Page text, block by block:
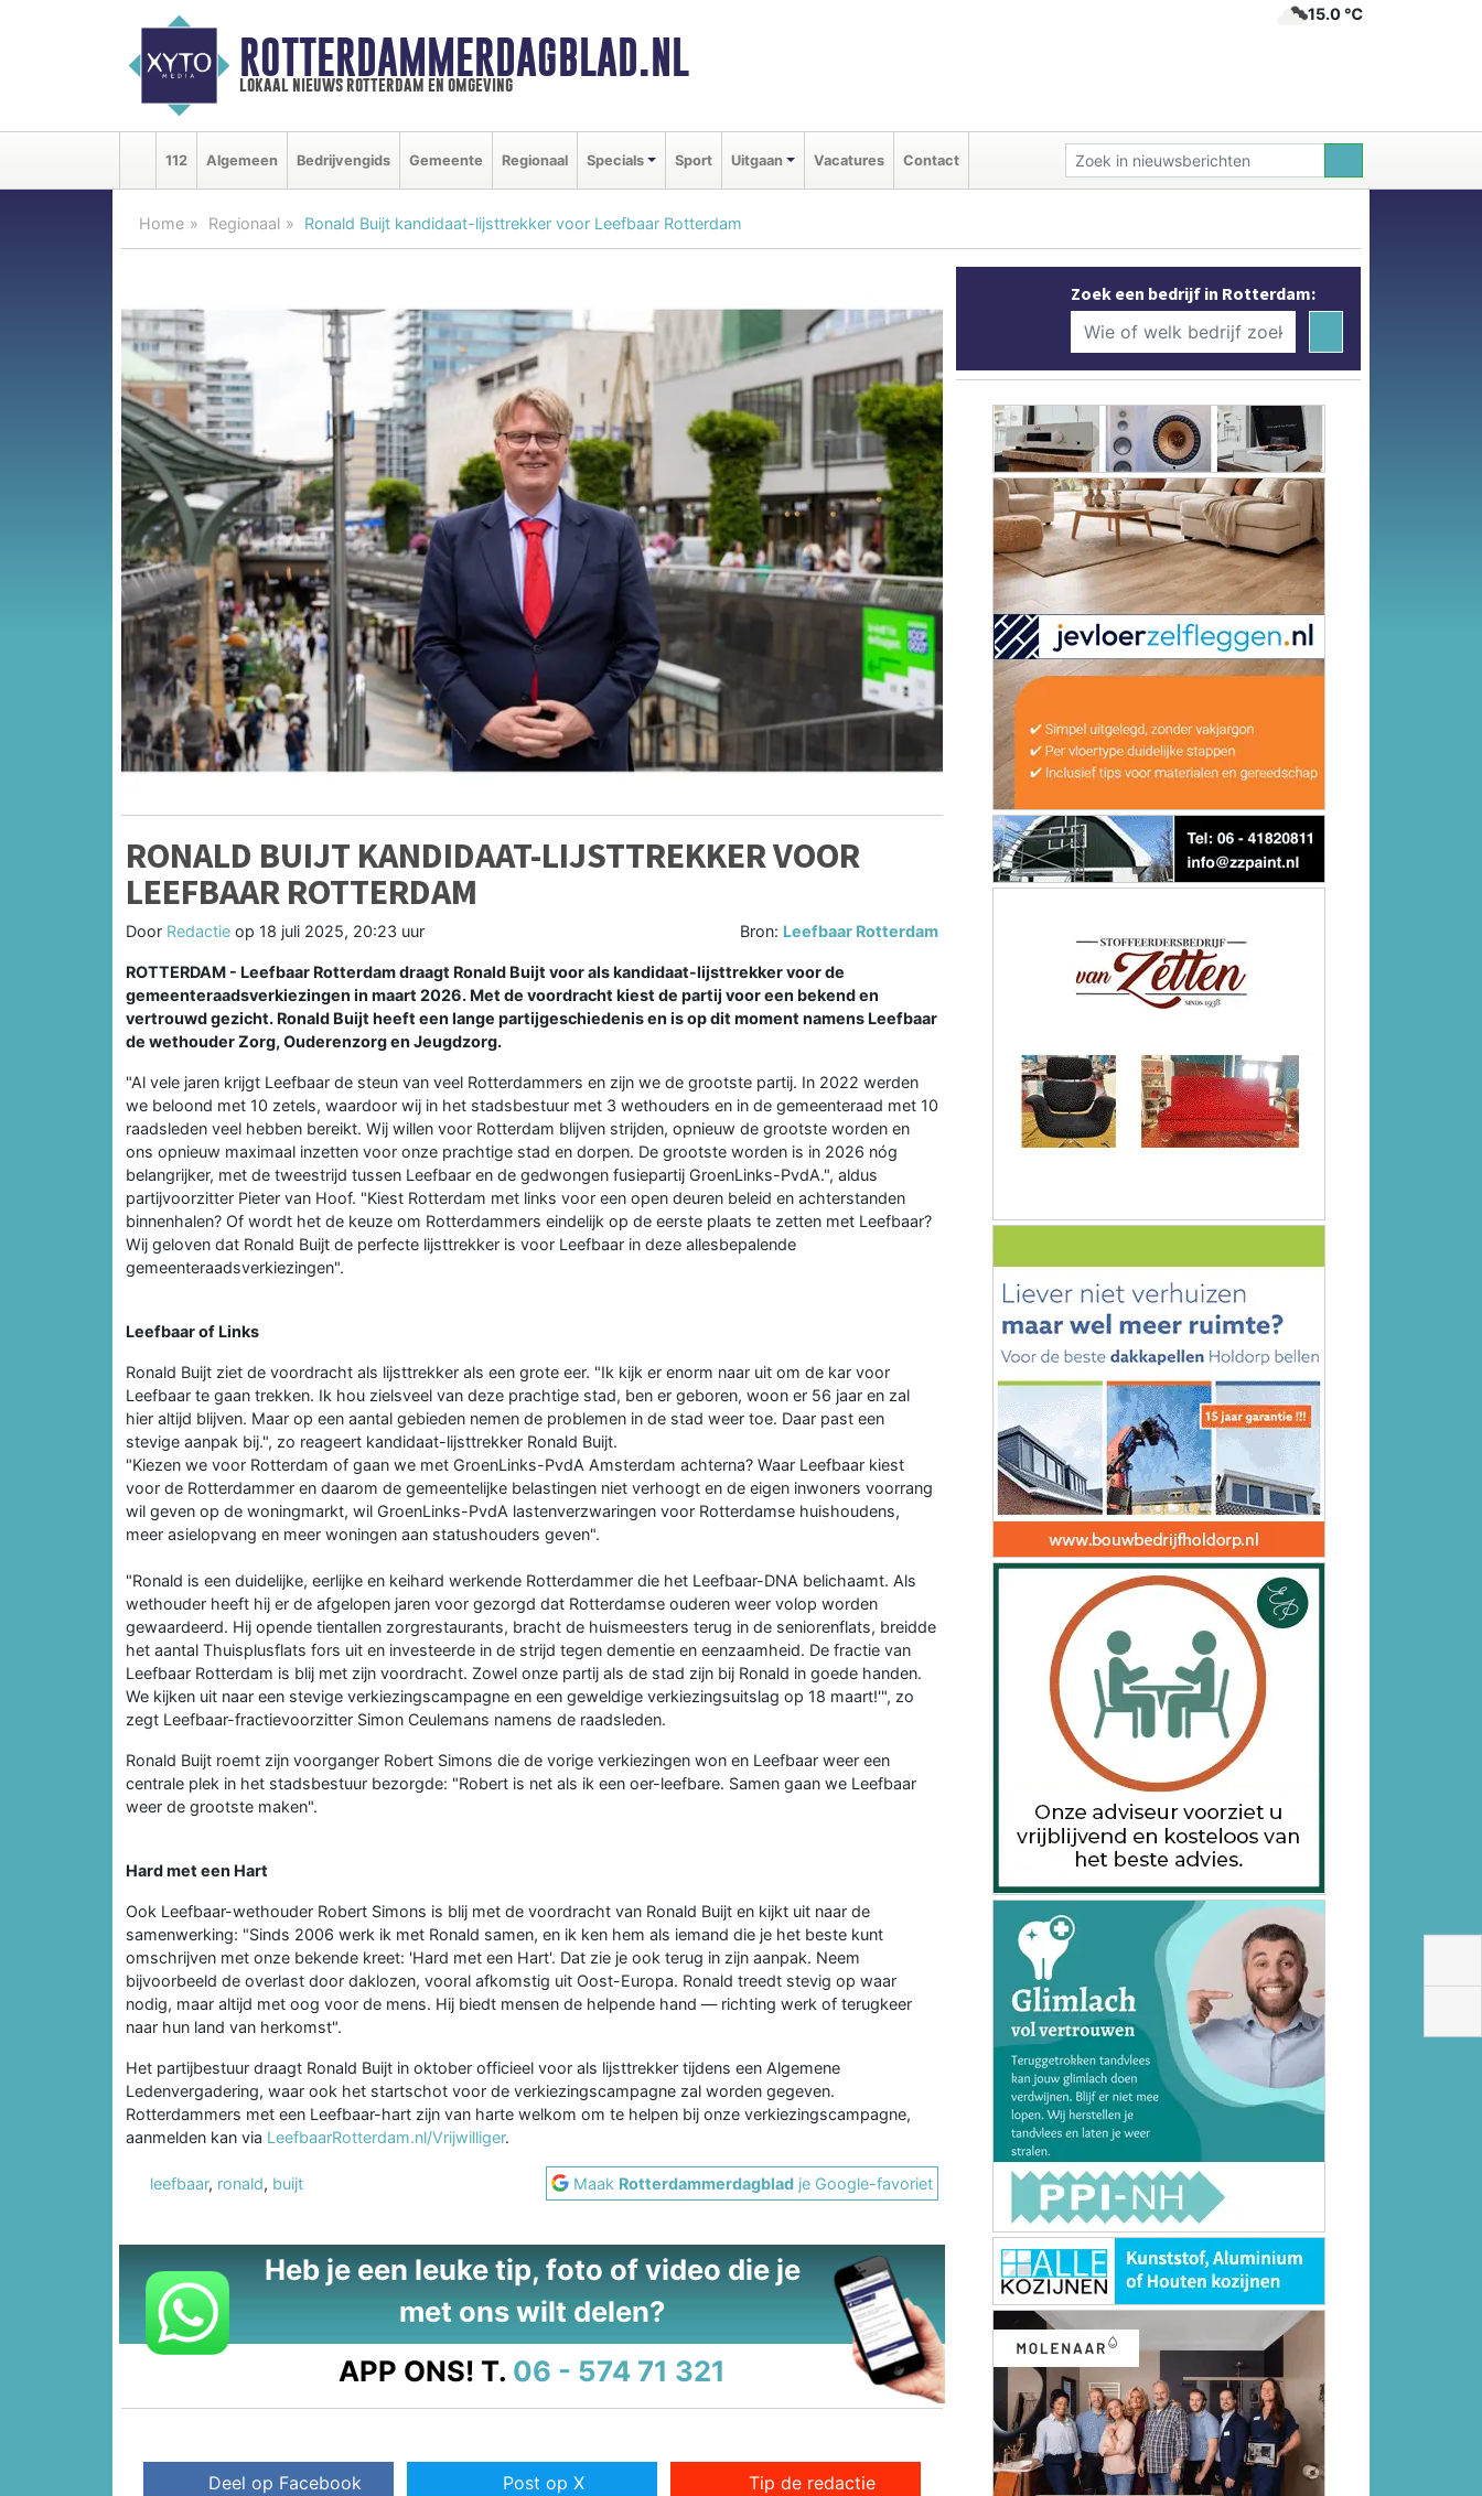
ROTTERDAMMERDAGBLAD.NL
lokaal nieuws rotterdam en omgeving
15.0 ℃
112 Algemeen Bedrijvengids Gemeente Regionaal Specials Sport Uitgaan Vacatures Contact
Home Regionaal Ronald Buijt kandidaat-lijsttrekker voor Leefbaar Rotterdam
RONALD BUIJT KANDIDAAT-LIJSTTREKKER VOOR
LEEFBAAR ROTTERDAM
Door Redactie op 18 juli 2025, 20:23 uur Bron: Leefbaar Rotterdam
ROTTERDAM - Leefbaar Rotterdam draagt Ronald Buijt voor als kandidaat-lijsttrekker voor de
gemeenteraadsverkiezingen in maart 2026. Met de voordracht kiest de partij voor een bekend en
vertrouwd gezicht. Ronald Buijt heeft een lange partijgeschiedenis en is op dit moment namens Leefbaar
de wethouder Zorg, Ouderenzorg en Jeugdzorg.
"Al vele jaren krijgt Leefbaar de steun van veel Rotterdammers en zijn we de grootste partij. In 2022 werden
we beloond met 10 zetels, waardoor wij in het stadsbestuur met 3 wethouders en in de gemeenteraad met 10
raadsleden veel hebben bereikt. Wij willen voor Rotterdam blijven strijden, opnieuw de grootste worden en
ons opnieuw maximaal inzetten voor onze prachtige stad en dorpen. De grootste worden is in 2026 nóg
belangrijker, met de tweestrijd tussen Leefbaar en de gedwongen fusiepartij GroenLinks-PvdA.", aldus
partijvoorzitter Pieter van Hoof. "Kiest Rotterdam met links voor een open deuren beleid en achterstanden
binnenhalen? Of wordt het de keuze om Rotterdammers eindelijk op de eerste plaats te zetten met Leefbaar?
Wij geloven dat Ronald Buijt de perfecte lijsttrekker is voor Leefbaar in deze allesbepalende
gemeenteraadsverkiezingen".
Leefbaar of Links
Ronald Buijt ziet de voordracht als lijsttrekker als een grote eer. "Ik kijk er enorm naar uit om de kar voor
Leefbaar te gaan trekken. Ik hou zielsveel van deze prachtige stad, ben er geboren, woon er 56 jaar en zal
hier altijd blijven. Maar op een aantal gebieden nemen de problemen in de stad weer toe. Daar past een
stevige aanpak bij.", zo reageert kandidaat-lijsttrekker Ronald Buijt.
"Kiezen we voor Rotterdam of gaan we met GroenLinks-PvdA Amsterdam achterna? Waar Leefbaar kiest
voor de Rotterdammer en daarom de gemeentelijke belastingen niet verhoogt en de eigen inwoners voorrang
wil geven op de woningmarkt, wil GroenLinks-PvdA lastenverzwaringen voor Rotterdamse huishoudens,
meer asielopvang en meer woningen aan statushouders geven".
"Ronald is een duidelijke, eerlijke en keihard werkende Rotterdammer die het Leefbaar-DNA belichaamt. Als
wethouder heeft hij er de afgelopen jaren voor gezorgd dat Rotterdamse ouderen weer volop worden
gewaardeerd. Hij opende tientallen zorgrestaurants, bracht de huismeesters terug in de seniorenflats, breidde
het aantal Thuisplusflats fors uit en investeerde in de strijd tegen dementie en eenzaamheid. De fractie van
Leefbaar Rotterdam is blij met zijn voordracht. Zowel onze partij als de stad zijn bij Ronald in goede handen.
We kijken uit naar een stevige verkiezingscampagne en een geweldige verkiezingsuitslag op 18 maart!'", zo
zegt Leefbaar-fractievoorzitter Simon Ceulemans namens de raadsleden.
Ronald Buijt roemt zijn voorganger Robert Simons die de vorige verkiezingen won en Leefbaar weer een
centrale plek in het stadsbestuur bezorgde: "Robert is net als ik een oer-leefbare. Samen gaan we Leefbaar
weer de grootste maken".
Hard met een Hart
Ook Leefbaar-wethouder Robert Simons is blij met de voordracht van Ronald Buijt en kijkt uit naar de
samenwerking: "Sinds 2006 werk ik met Ronald samen, en ik ken hem als iemand die je het beste kunt
omschrijven met onze bekende kreet: 'Hard met een Hart'. Dat zie je ook terug in zijn aanpak. Neem
bijvoorbeeld de overlast door daklozen, vooral afkomstig uit Oost-Europa. Ronald treedt stevig op waar
nodig, maar altijd met oog voor de mens. Hij biedt mensen de helpende hand — richting werk of terugkeer
naar hun land van herkomst".
Het partijbestuur draagt Ronald Buijt in oktober officieel voor als lijsttrekker tijdens een Algemene
Ledenvergadering, waar ook het startschot voor de verkiezingscampagne zal worden gegeven.
Rotterdammers met een Leefbaar-hart zijn van harte welkom om te helpen bij onze verkiezingscampagne,
aanmelden kan via LeefbaarRotterdam.nl/Vrijwilliger.
leefbaar, ronald, buijt Maak Rotterdammerdagblad je Google-favoriet
Heb je een leuke tip, foto of video die je
met ons wilt delen?
APP ONS! T. 06 - 574 71 321
Deel op Facebook Post op X Tip de redactie
Zoek een bedrijf in Rotterdam: